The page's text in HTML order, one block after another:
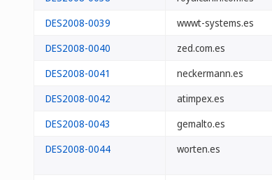
DES2008-0039
wwwt-systems.es
DES2008-0040
zed.com.es
DES2008-0041
neckermann.es
DES2008-0042
atimpex.es
DES2008-0043
gemalto.es
DES2008-0044
worten.es